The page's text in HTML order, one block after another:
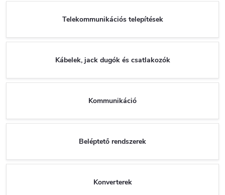
Telekommunikációs telepítések
Kábelek, jack dugók és csatlakozók
Kommunikáció
Beléptető rendszerek
Konverterek